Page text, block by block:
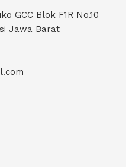
GCC Blok F1R No.10
Jawa Barat